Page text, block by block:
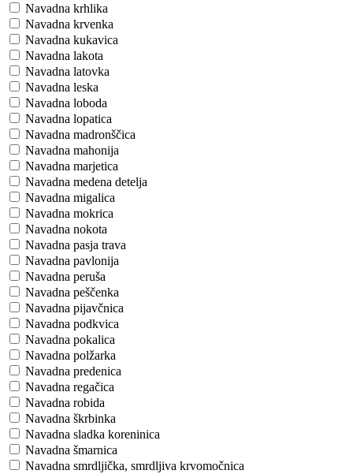
Navadna krhlika
Navadna krvenka
Navadna kukavica
Navadna lakota
Navadna latovka
Navadna leska
Navadna loboda
Navadna lopatica
Navadna madronščica
Navadna mahonija
Navadna marjetica
Navadna medena detelja
Navadna migalica
Navadna mokrica
Navadna nokota
Navadna pasja trava
Navadna pavlonija
Navadna peruša
Navadna peščenka
Navadna pijavčnica
Navadna podkvica
Navadna pokalica
Navadna polžarka
Navadna predenica
Navadna regačica
Navadna robida
Navadna škrbinka
Navadna sladka koreninica
Navadna šmarnica
Navadna smrdljička, smrdljiva krvomočnica